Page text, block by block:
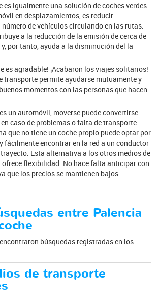
es igualmente una solución de coches verdes.
en desplazamientos, es reducir
de vehículos circulando en las rutas.
a la reducción de la emisión de cerca de
por tanto, ayuda a la disminución del la
es agradable! ¡Acabaron los viajes solitarios!
transporte permite ayudarse mutuamente y
momentos con las personas que hacen
un automóvil, moverse puede convertirse
caso de problemas o falta de transporte
que no tiene un coche propio puede optar por
fácilmente encontrar en la red a un conductor
Esta alternativa a los otros medios de
flexibilidad. No hace falta anticipar con
que los precios se mantienen bajos
entre Palencia
búsquedas registradas en los
de transporte